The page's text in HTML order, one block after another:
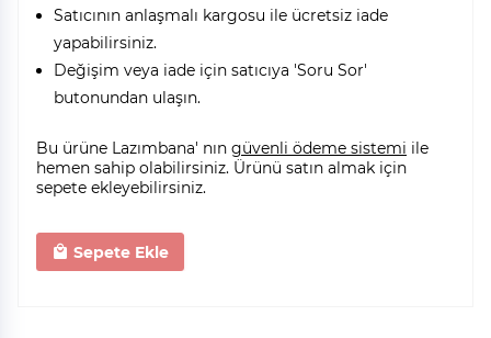
Satıcının anlaşmalı kargosu ile ücretsiz iade
yapabilirsiniz.
Değişim veya iade için satıcıya 'Soru Sor'
butonundan ulaşın.
Bu ürüne Lazımbana' nın güvenli ödeme sistemi ile
hemen sahip olabilirsiniz. Ürünü satın almak için
sepete ekleyebilirsiniz.
Sepete Ekle